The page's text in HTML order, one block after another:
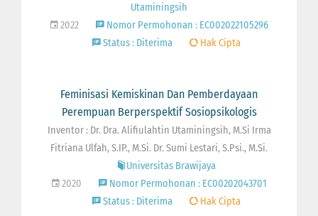
Utaminingsih
2022
Nomor Permohonan : EC002022105296
Status : Diterima
Hak Cipta
Feminisasi Kemiskinan Dan Pemberdayaan
Perempuan Berperspektif Sosiopsikologis
Inventor : Dr. Dra. Alifiulahtin Utaminingsih, M.Si Irma
Fitriana Ulfah, S.IP., M.Si. Dr. Sumi Lestari, S.Psi., M.Si.
Universitas Brawijaya
2020
Nomor Permohonan : EC00202043701
Status : Diterima
Hak Cipta